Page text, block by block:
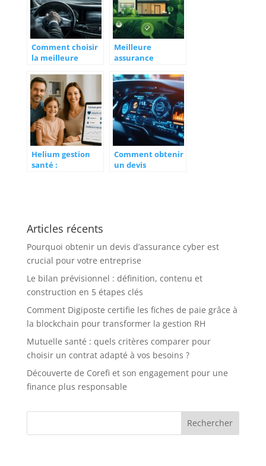
Comment choisir
la meilleure
VTC et bénéficier
d’une protection
optimale
Meilleure
assurance
Trouver des
temoignages
fiables face aux
retours negatifs
Helium gestion
santé :
Comment obtenir
un devis
Articles récents
Pourquoi obtenir un devis d’assurance cyber est
crucial pour votre entreprise
Le bilan prévisionnel : définition, contenu et
construction en 5 étapes clés
Comment Digiposte certifie les fiches de paie grâce à
la blockchain pour transformer la gestion RH
Mutuelle santé : quels critères comparer pour
choisir un contrat adapté à vos besoins ?
Découverte de Corefi et son engagement pour une
finance plus responsable